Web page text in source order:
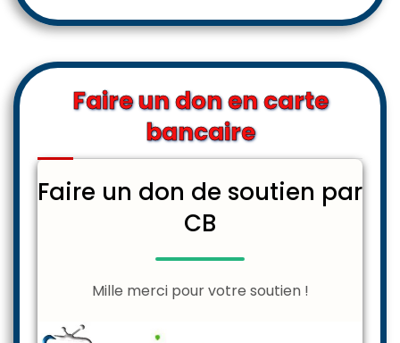
Faire un don en carte
bancaire
Faire un don de soutien par
CB
Mille merci pour votre soutien !